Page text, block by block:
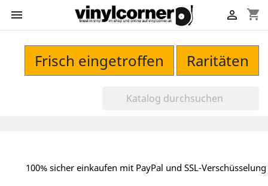
 shopping_cart

Frisch eingetroffen Raritäten
100% sicher einkaufen mit PayPal und SSL-Verschüsselung